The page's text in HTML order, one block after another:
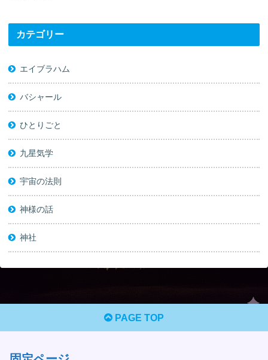
カテゴリー
エイブラハム
バシャール
ひとりごと
九星気学
宇宙の法則
神様の話
神社
PAGE TOP